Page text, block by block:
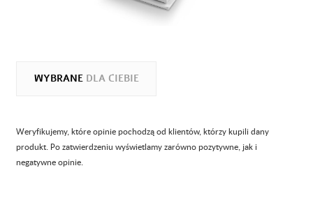
WYBRANEDLA CIEBIE
Weryfikujemy, które opinie pochodzą od klientów, którzy kupili dany
produkt. Po zatwierdzeniu wyświetlamy zarówno pozytywne, jak i
negatywne opinie.